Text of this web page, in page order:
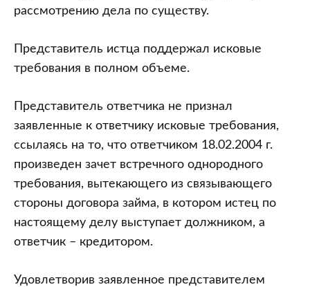
рассмотрению дела по существу.
Представитель истца поддержал исковые
требования в полном объеме.
Представитель ответчика не признал
заявленные к ответчику исковые требования,
ссылаясь на то, что ответчиком 18.02.2004 г.
произведен зачет встречного однородного
требования, вытекающего из связывающего
стороны договора займа, в котором истец по
настоящему делу выступает должником, а
ответчик – кредитором.
Удовлетворив заявленное представителем